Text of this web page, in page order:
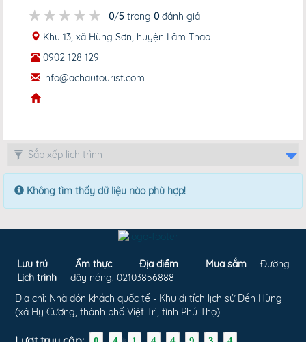
★★★★★
★★★★★
★★★★★ 0/5 trong 0đánh giá
Khu 13, xã Hùng Sơn, huyện Lâm Thao
0902 128 129
info@achautourist.com
Không tìm thấy dữ liệu nào phù hợp!
Lưu trú Ẩm thực Địa điểm
Mua sắm
Lịch trình
Đường
dây nóng: 02103856888
Địa chỉ: Nhà đón khách quốc tế - Khu di tích lịch sử Đền Hùng
(xã Hy Cương, thành phố Việt Trì, tỉnh Phú Thọ)